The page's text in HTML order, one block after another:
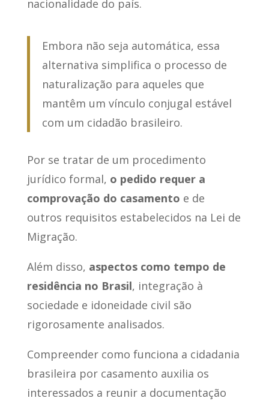
nacionalidade do país.
Embora não seja automática, essa
alternativa simplifica o processo de
naturalização para aqueles que
mantêm um vínculo conjugal estável
com um cidadão brasileiro.
Por se tratar de um procedimento
jurídico formal, o pedido requer a
comprovação do casamento e de
outros requisitos estabelecidos na Lei de
Migração.
Além disso, aspectos como tempo de
residência no Brasil, integração à
sociedade e idoneidade civil são
rigorosamente analisados.
Compreender como funciona a cidadania
brasileira por casamento auxilia os
interessados a reunir a documentação